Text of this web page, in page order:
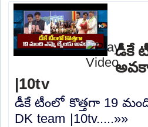
డీకే
|10tv
డీకే టీంలో కొత్తగా 19
DK team |10tv.....»»